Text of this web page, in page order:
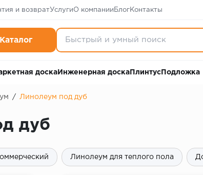
и возвратУслугиО компании БлогКонтакты
Каталог
доска Инженерная доска Плинтус Подложка
/ Линолеум под дуб
дуб
Линолеум для теплого пола